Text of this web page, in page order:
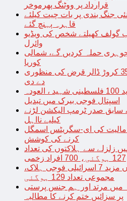
قرارداد پر ووٹنگ پھرموخر
جنگ بندی پر بات چیت کیلئے
قاہرہ پہنچ گئے
گولف کھیلتے شخص کی ویڈیو
وائرل
جوہری حملہ کردیں گے، شمالی
کوریا
ورلڈ بینک نے پاکستان کیلئے 35 کروڑ ڈالر قرض کی منظوری
دے دی
اسرائیلی بمباری سے مزید 100 فلسطینی شہید ، العودہ
اسپتال فوجی بیرک میں تبدیل
سابق صدر ٹرمپ الیکشن لڑنے
کیلیے نااہل
زائد مالیت کی ای-سگریٹس اسمگل
کرنے کی کوشش
زلزلے سے ہلاکتوں کی تعداد
127 ہوگئی، 700 افراد زخمی
غزہ؛ حماس کے ہاتھوں مزید 7 اسرائیلی فوجی ہلاک،
مجموعی تعداد 129 ہوگئی
میں مرتد اور ہم جنس پرستی
پر سزائیں ختم کرنے کا مطالبہ